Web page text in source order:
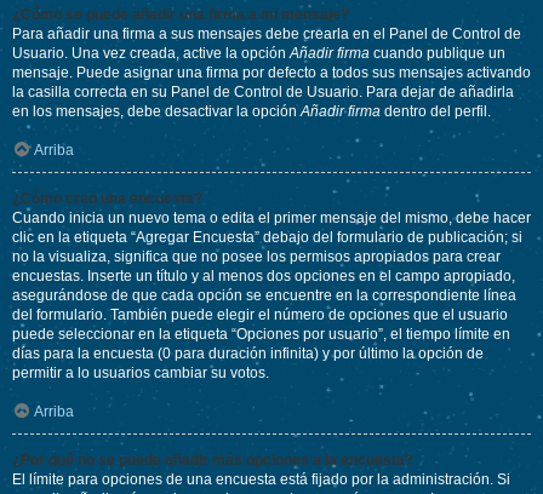
¿Cómo se puede añadir una firma a mi mensaje?
Para añadir una firma a sus mensajes debe crearla en el Panel de Control de
Usuario. Una vez creada, active la opciónAñadir firma cuando publique un
mensaje. Puede asignar una firma por defecto a todos sus mensajes activando
la casilla correcta en su Panel de Control de Usuario. Para dejar de añadirla
en los mensajes, debe desactivar la opciónAñadir firma dentro del perfil.
Arriba
¿Cómo creo una encuesta?
Cuando inicia un nuevo tema o edita el primer mensaje del mismo, debe hacer
clic en la etiqueta “Agregar Encuesta” debajo del formulario de publicación; si
no la visualiza, significa que no posee los permisos apropiados para crear
encuestas. Inserte un título y al menos dos opciones en el campo apropiado,
asegurándose de que cada opción se encuentre en la correspondiente línea
del formulario. También puede elegir el número de opciones que el usuario
puede seleccionar en la etiqueta “Opciones por usuario”, el tiempo límite en
días para la encuesta (0 para duración infinita) y por último la opción de
permitir a lo usuarios cambiar su votos.
Arriba
¿Por qué no se puede añadir más opciones a la encuesta?
El límite para opciones de una encuesta está fijado por la administración. Si